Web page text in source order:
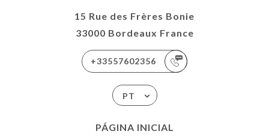
15 Rue des Frères Bonie
33000 Bordeaux France
+33557602356
PT
PÁGINA INICIAL